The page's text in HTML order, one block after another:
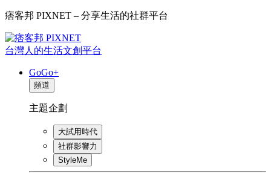
痞客邦 PIXNET – 分享生活的社群平台
台灣人的生活文創平台
GoGo+
頻道
主題企劃
大試用時代
社群影響力
StyleMe